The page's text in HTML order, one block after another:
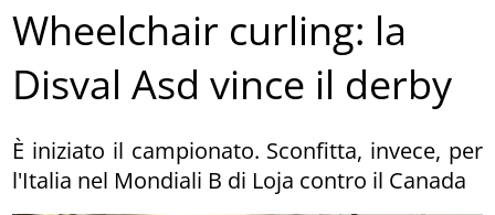
Wheelchair curling: la
Disval Asd vince il derby
È iniziato il campionato. Sconfitta, invece, per
l'Italia nel Mondiali B di Loja contro il Canada